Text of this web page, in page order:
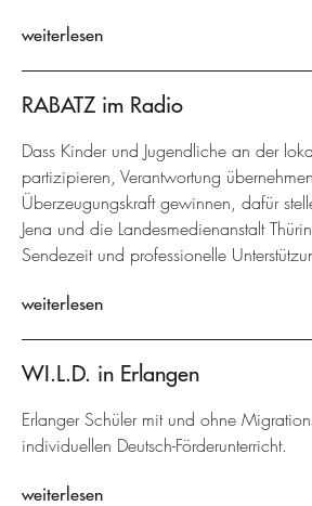
weiterlesen
RABATZ im Radio
Dass Kinder und Jugendliche an der
partizipieren, Verantwortung
Überzeugungskraft gewinnen, dafür
Jena und die Landesmedienanstalt
Sendezeit und professionelle
weiterlesen
WI.L.D. in Erlangen
Erlanger Schüler mit und ohne
individuellen Deutsch-Förderunterricht.
weiterlesen